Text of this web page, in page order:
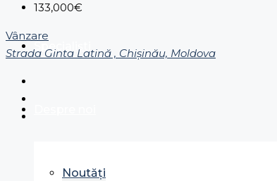
Specialiști
Noutăți
133,000€
Vânzare
Strada Ginta Latină , Chișinău, Moldova